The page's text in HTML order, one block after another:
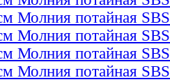
Молния потайная SBS
Молния потайная SBS
Молния потайная SBS
Молния потайная SBS